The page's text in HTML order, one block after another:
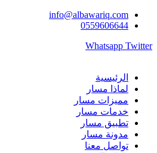
Skip
info@albawariq.com
0559606644
Whatsapp Twitter
الرئيسية
لماذا مسار
مميزات مسار
خدمات مسار
تطبيق مسار
مدونة مسار
تواصل معنا